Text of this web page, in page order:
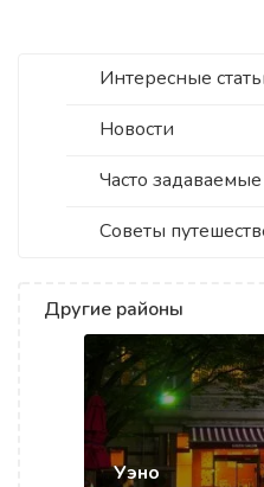
Интересные
Новости
Часто
Советы
Другие районы
Уэно